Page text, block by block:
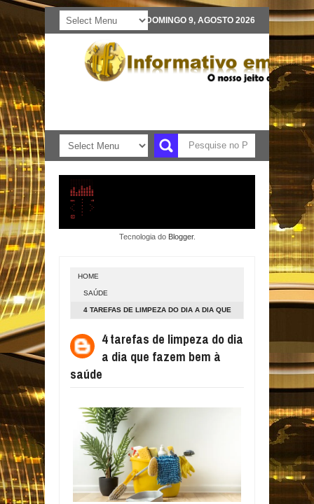
DOMINGO 9, AGOSTO 2026
Tecnologia do Blogger.
HOME
SAÚDE
4 TAREFAS DE LIMPEZA DO DIA A DIA QUE
4 tarefas de limpeza do dia
a dia que fazem bem à
saúde